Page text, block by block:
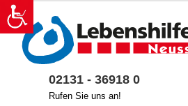
Zum
Inhalt
springen
02131 - 36918 0
Rufen Sie uns an!